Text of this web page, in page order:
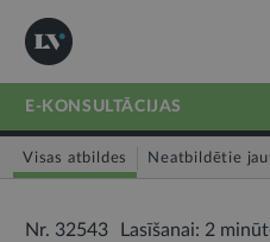
E-KONSULTĀCIJAS
Visas atbildes Neatbildētie
Nr. 32543 Lasīšanai: 2